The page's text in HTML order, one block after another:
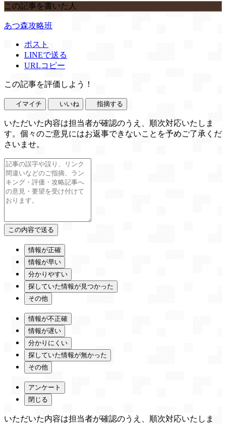
この記事を書いた人
あつ森攻略班
ポスト
LINEで送る
URLコピー
この記事を評価しよう！
イマイチ いいね 指摘する
いただいた内容は担当者が確認のうえ、順次対応いたしま
す。個々のご意見にはお返事できないことを予めご了承くだ
さいませ。
情報が正確
情報が早い
分かりやすい
探していた情報が見つかった
その他
情報が不正確
情報が遅い
分かりにくい
探していた情報が無かった
その他
アンケート
閉じる
いただいた内容は担当者が確認のうえ、順次対応いたしま